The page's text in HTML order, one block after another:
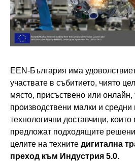
ЕЕN-България има
участвате в събитието, чиято
място, присъствено или онлайн,
производствени малки и средни
технологични доставчици, които
предложат подходящите
целите на техните дигитална
преход към Индустрия 5.0.